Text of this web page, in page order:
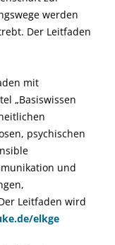
werden
Der Leitfaden
mit
„Basiswissen
psychischen
und
Leitfaden wird
elkge